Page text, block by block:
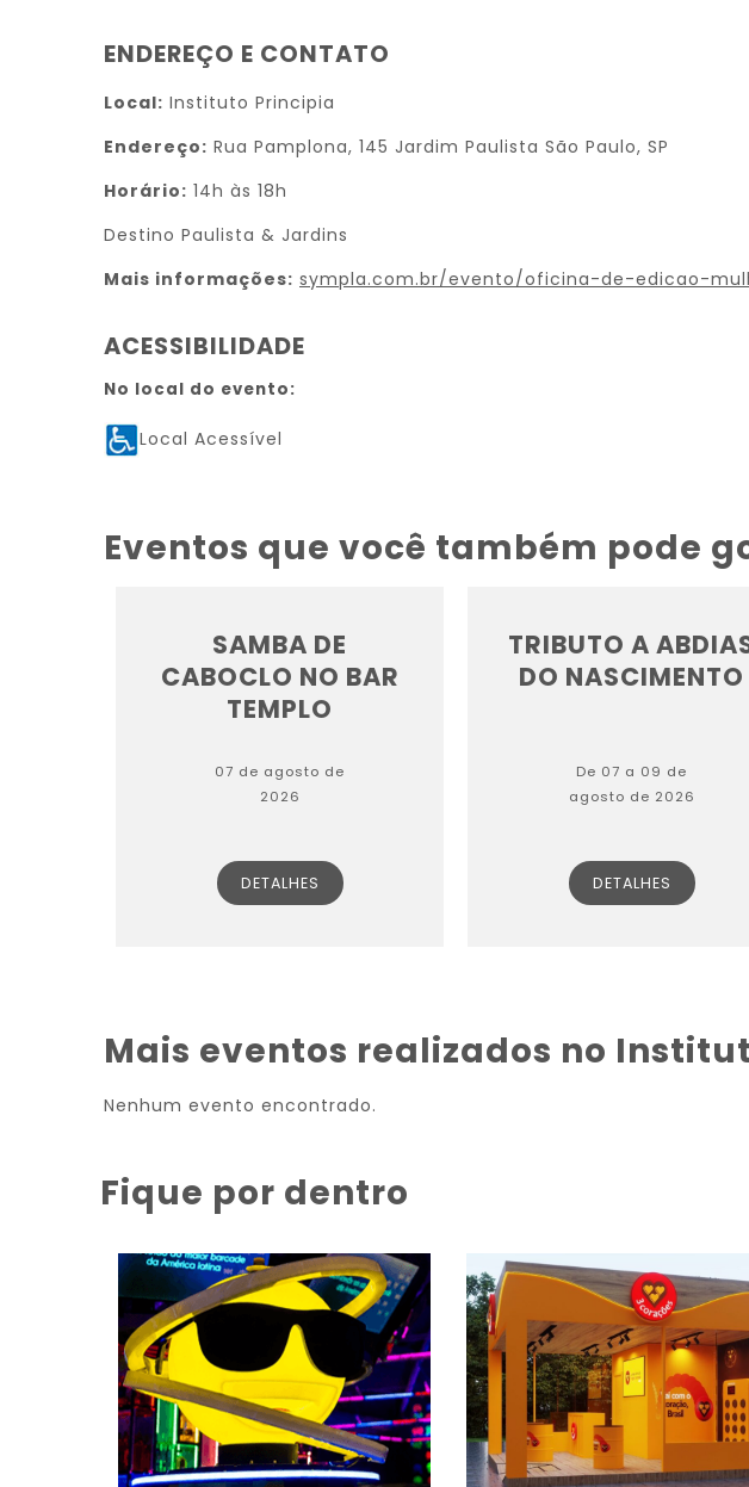
ENDEREÇO E CONTATO
Local: Instituto Principia
Endereço: Rua Pamplona, 145 Jardim Paulista São Paulo, SP
Horário: 14h às 18h
Destino Paulista & Jardins
Mais informações: sympla.com.br/evento/oficina-de-edicao-
ACESSIBILIDADE
No local do evento:
Local Acessível
Eventos que você também pode
SAMBA DE
CABOCLO NO BAR
TEMPLO
07 de agosto de
2026
DETALHES
TRIBUTO A
DO NASCIMENTO
De 07 a 09 de
agosto de 2026
DETALHES
Mais eventos realizados no
Nenhum evento encontrado.
Fique por dentro